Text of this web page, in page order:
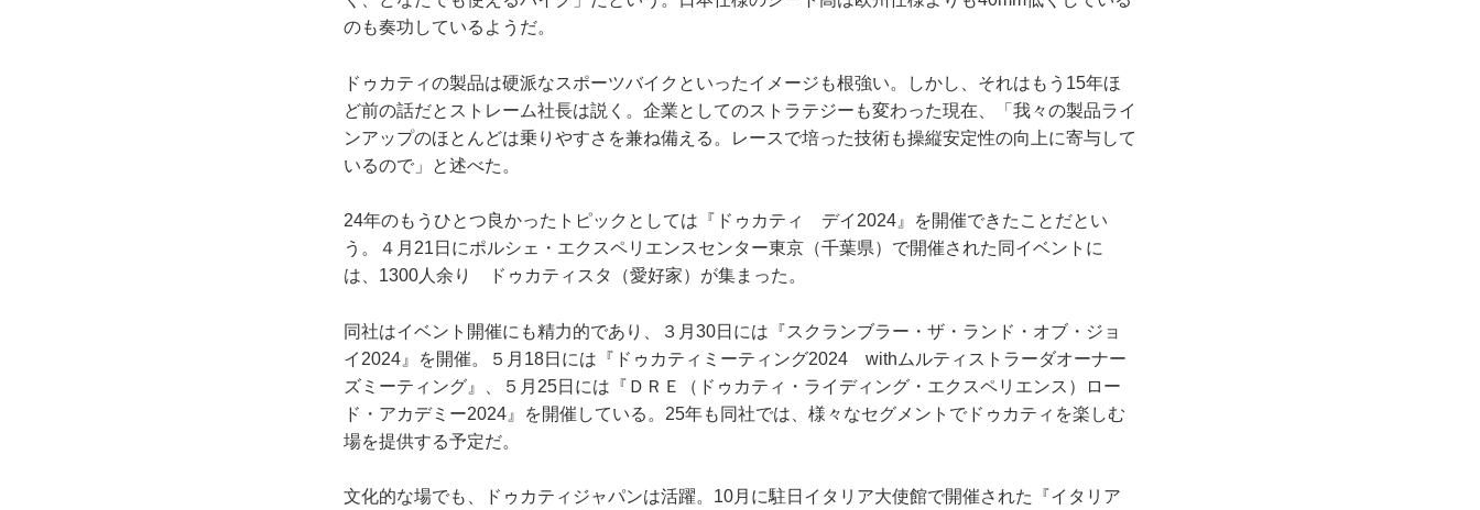
のも奏功しているようだ。
ドゥカティの製品は硬派なスポーツバイクといったイメージも根強い。しかし、それはもう15年ほ
ど前の話だとストレーム社長は説く。企業としてのストラテジーも変わった現在、「我々の製品ライ
ンアップのほとんどは乗りやすさを兼ね備える。レースで培った技術も操縦安定性の向上に寄与して
いるので」と述べた。
24年のもうひとつ良かったトピックとしては『ドゥカティ デイ2024』を開催できたことだとい
う。４月21日にポルシェ・エクスペリエンスセンター東京（千葉県）で開催された同イベントに
は、1300人余り ドゥカティスタ（愛好家）が集まった。
同社はイベント開催にも精力的であり、３月30日には『スクランブラー・ザ・ランド・オブ・ジョ
イ2024』を開催。５月18日には『ドゥカティミーティング2024 withムルティストラーダオーナー
ズミーティング』、５月25日には『ＤＲＥ（ドゥカティ・ライディング・エクスペリエンス）ロー
ド・アカデミー2024』を開催している。25年も同社では、様々なセグメントでドゥカティを楽しむ
場を提供する予定だ。
文化的な場でも、ドゥカティジャパンは活躍。10月に駐日イタリア大使館で開催された『イタリア